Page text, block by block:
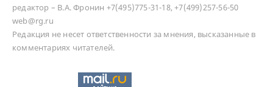
редактор – В.А. Фронин +7(495)775-31-18, +7(499)257-56-50
web@rg.ru
Редакция не несет ответственности за мнения, высказанные в
комментариях читателей.